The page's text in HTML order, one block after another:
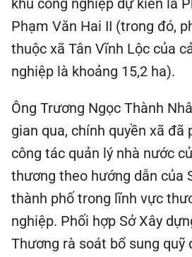
khu công nghiệp dự kiến là
Phạm Văn Hai II (trong đó,
thuộc xã Tân Vĩnh Lộc của
nghiệp là khoảng 15,2 ha).
Ông Trương Ngọc Thành
gian qua, chính quyền xã đã
công tác quản lý nhà nước
thương theo hướng dẫn của
thành phố trong lĩnh vực
nghiệp. Phối hợp Sở Xây
Thương rà soát bổ sung quỹ